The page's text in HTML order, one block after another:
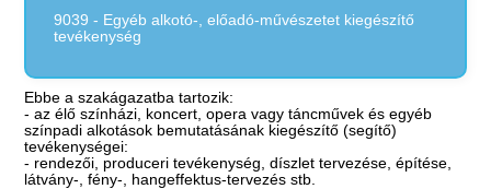
9039 - Egyéb alkotó-, előadó-művészetet kiegészítő
tevékenység
Ebbe a szakágazatba tartozik:
- az élő színházi, koncert, opera vagy táncművek és egyéb
színpadi alkotások bemutatásának kiegészítő (segítő)
tevékenységei:
- rendezői, produceri tevékenység, díszlet tervezése, építése,
látvány-, fény-, hangeffektus-tervezés stb.